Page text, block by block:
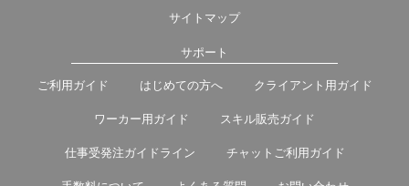
サイトマップ
サポート
ご利用ガイド はじめての方へ クライアント用ガイド
ワーカー用ガイド スキル販売ガイド
仕事受発注ガイドライン チャットご利用ガイド